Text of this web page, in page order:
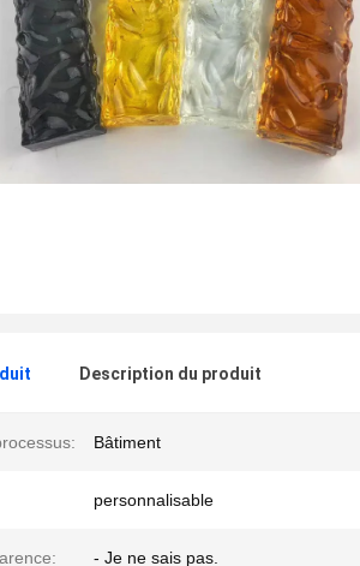
Description du produit
Bâtiment
personnalisable
- Je ne sais pas.